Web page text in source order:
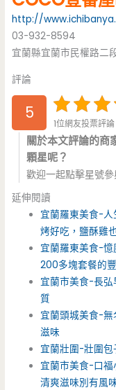
http://
03-932-8594
宜蘭縣宜蘭市民權路二
評論
5
1位網友投票評論
關於本文評論的商
顆星呢？
歡迎一起點擊星號參
延伸閱讀
宜蘭羅東美食-
烤好吃，鹽酥雞
宜蘭羅東美食-憶
200多塊套餐的
宜蘭市美食-長
質
宜蘭頭城美食-
滋味
宜蘭壯圍-壯圍
宜蘭市美食-口福
清爽滋味別有風